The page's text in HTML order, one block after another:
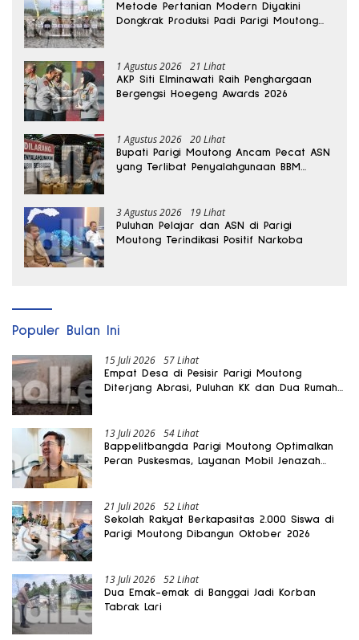
Metode Pertanian Modern Diyakini
Dongkrak Produksi Padi Parigi Moutong
1 Agustus 2026 21 Lihat
AKP Siti Elminawati Raih Penghargaan
Bergengsi Hoegeng Awards 2026
1 Agustus 2026 20 Lihat
Bupati Parigi Moutong Ancam Pecat ASN
yang Terlibat Penyalahgunaan BBM
3 Agustus 2026 19 Lihat
Puluhan Pelajar dan ASN di Parigi
Moutong Terindikasi Positif Narkoba
Populer Bulan Ini
15 Juli 2026 57 Lihat
Empat Desa di Pesisir Parigi Moutong
Diterjang Abrasi, Puluhan KK dan Dua Rumah
13 Juli 2026 54 Lihat
Bappelitbangda Parigi Moutong Optimalkan
Peran Puskesmas, Layanan Mobil Jenazah
21 Juli 2026 52 Lihat
Sekolah Rakyat Berkapasitas 2.000 Siswa di
Parigi Moutong Dibangun Oktober 2026
13 Juli 2026 52 Lihat
Dua Emak-emak di Banggai Jadi Korban
Tabrak Lari